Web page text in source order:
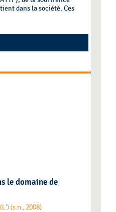
dans la société. Ces
le domaine de
(s.n., 2008)